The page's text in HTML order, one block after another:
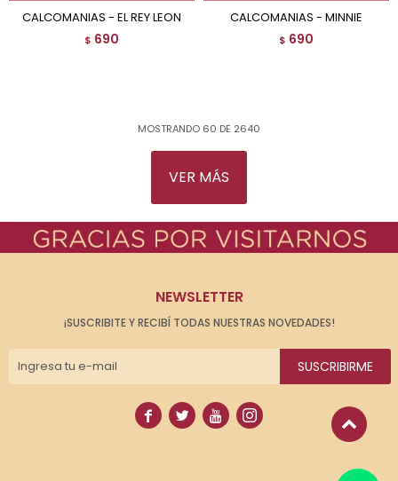
CALCOMANIAS - EL REY LEON
$ 690
CALCOMANIAS - MINNIE
$ 690
MOSTRANDO 60 DE 2640
VER MÁS
NEWSLETTER
¡SUSCRIBITE Y RECIBÍ TODAS NUESTRAS NOVEDADES!
SUSCRIBIRME
   